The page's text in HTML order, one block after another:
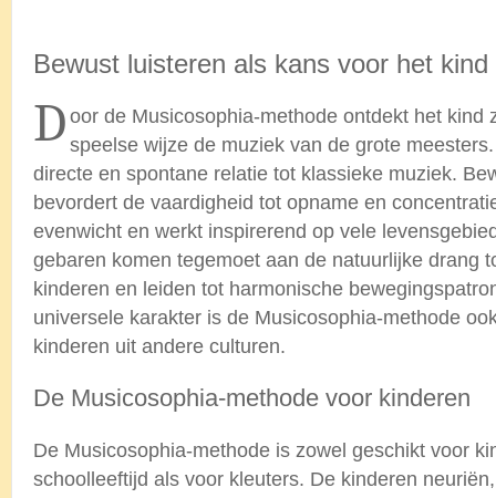
Bewust luisteren als kans voor het kind
D oor de Musicosophia-methode ontdekt het kind
speelse wijze de muziek van de grote
directe en spontane relatie tot klassieke muziek.
bevordert de vaardigheid tot opname en
evenwicht en werkt inspirerend op vele
gebaren komen tegemoet aan de natuurlijke drang
kinderen en leiden tot harmonische
universele karakter is de Musicosophia-methode
kinderen uit andere culturen.
De Musicosophia-methode voor kinderen
De Musicosophia-methode is zowel geschikt voor
schoolleeftijd als voor kleuters. De kinderen